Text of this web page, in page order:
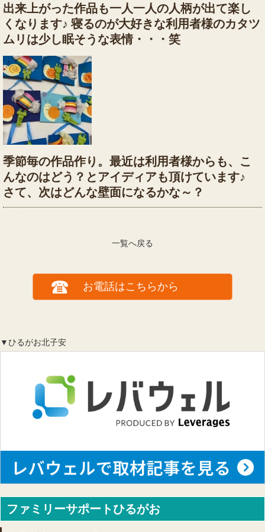
出来上がった作品も一人一人の人柄が出て楽し
くなります♪ 寝るのが大好きな利用者様のカタツ
ムリは少し眠そうな表情・・・笑
季節毎の作品作り。最近は利用者様からも、こ
んなのはどう？とアイディアも頂けています♪
さて、次はどんな壁面になるかな～？
一覧へ戻る
お電話はこちらから
▼ひるがお北子安
ファミリーサポートひるがお